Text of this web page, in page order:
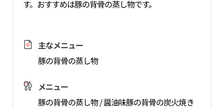
す。おすすめは豚の背骨の蒸し物です。
主なメニュー
豚の背骨の蒸し物
メニュー
豚の背骨の蒸し物 / 醤油味豚の背骨の炭火焼き